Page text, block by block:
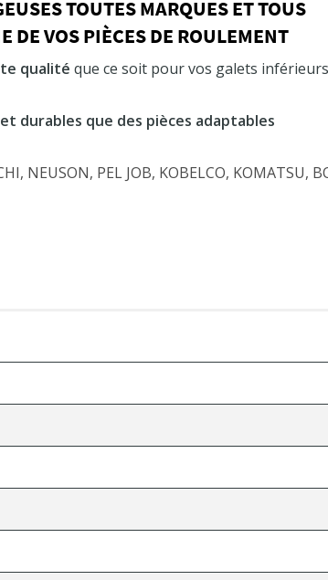
TOUTES MARQUES ET TOUS
DE VOS PIÈCES DE ROULEMENT
qualité que ce soit pour vos galets
durables que des pièces adaptables
NEUSON, PEL JOB, KOBELCO, KOMATSU,